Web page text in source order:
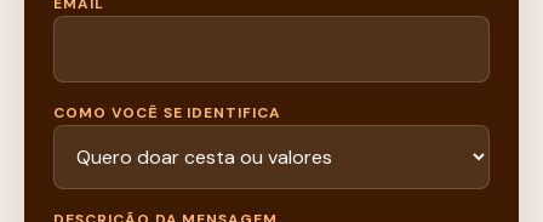
COMO VOCÊ SE IDENTIFICA